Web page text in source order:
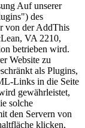
Auf unserer
des
von der AddThis
VA 2210,
betrieben wird.
Website zu
als Plugins,
Links in die Seite
gewährleistet,
solche
den Servern von
klicken,